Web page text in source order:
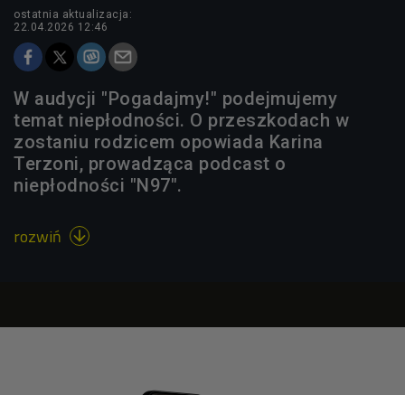
ostatnia aktualizacja:
22.04.2026 12:46
W audycji "Pogadajmy!" podejmujemy
temat niepłodności. O przeszkodach w
zostaniu rodzicem opowiada Karina
Terzoni, prowadząca podcast o
niepłodności "N97".
rozwiń 